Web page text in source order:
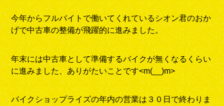
今年からフルバイトで働いてくれているシオン君のおか
げで中古車の整備が飛躍的に進みました。
年末には中古車として準備するバイクが無くなるくらい
に進みました、ありがたいことです<m(__)m>
バイクショップライズの年内の営業は３０日で終わりま